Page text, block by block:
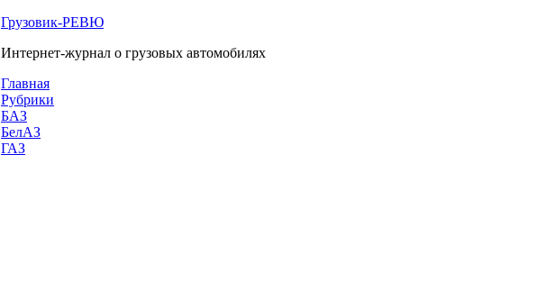
Грузовик-РЕВЮ
Интернет-журнал о грузовых автомобилях
Главная
Рубрики
БАЗ
БелАЗ
ГАЗ